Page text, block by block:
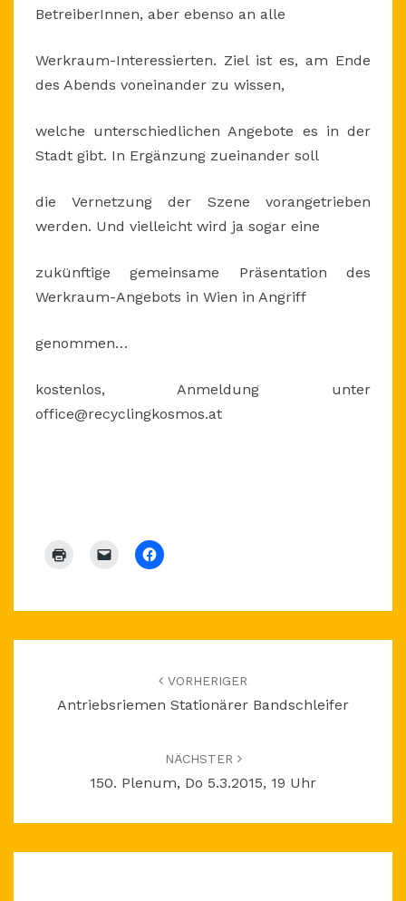
BetreiberInnen, aber ebenso an alle
Werkraum-Interessierten. Ziel ist es, am Ende
des Abends voneinander zu wissen,
welche unterschiedlichen Angebote es in der
Stadt gibt. In Ergänzung zueinander soll
die Vernetzung der Szene vorangetrieben
werden. Und vielleicht wird ja sogar eine
zukünftige gemeinsame Präsentation des
Werkraum-Angebots in Wien in Angriff
genommen…
kostenlos, Anmeldung unter
office@recyclingkosmos.at
VORHERIGER
Antriebsriemen Stationärer Bandschleifer
NÄCHSTER
150. Plenum, Do 5.3.2015, 19 Uhr